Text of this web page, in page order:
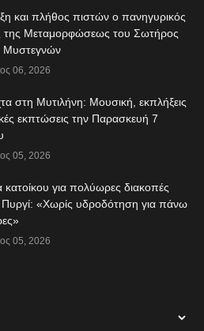
και πλήθος πιστών ο πανηγυρικός
της Μεταμορφώσεως του Σωτήρος
Μυστεγνών
06, 2026
στη Μυτιλήνη: Μουσική, εκπλήξεις
εκπτώσεις την Παρασκευή 7
05, 2026
κατοίκου για πολύωρες διακοπές
«Χωρίς υδροδότηση για πάνω
05, 2026